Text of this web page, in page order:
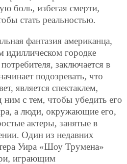
боль, избегая смерти,
стать реальностью.
фантазия американца,
идиллическом городке
заключается в
подозревать, что
является спектаклем,
с тем, чтобы убедить его
а люди, окружающие его,
актеры, занятые в
Один из недавних
Уира «Шоу Трумена»
играющим